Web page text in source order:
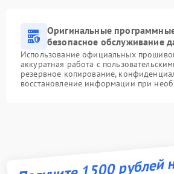
Оригинальные
безопасное обслуживание
Использование официальных
аккуратная работа с
резервное копирование,
восстановление информации при